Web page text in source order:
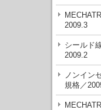
2009.3
シールド
2009.2
ノンイン
規格／